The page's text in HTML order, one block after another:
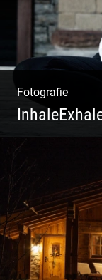
Fotografie
Crossover